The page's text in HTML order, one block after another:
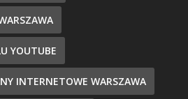
YOUTUBE
INTERNETOWE WARSZAWA